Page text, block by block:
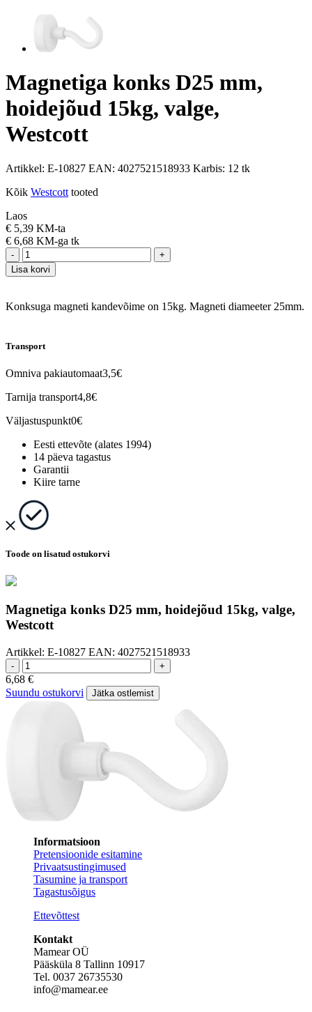
Magnetiga konks D25 mm,
hoidejõud 15kg, valge,
Westcott
Artikkel: E-10827 EAN: 4027521518933 Karbis: 12 tk
Kõik Westcott tooted
Laos
€ 5,39 KM-ta
€ 6,68 KM-ga tk
-
+
Lisa korvi
Konksuga magneti kandevõime on 15kg. Magneti diameeter 25mm.
Transport
Omniva pakiautomaat3,5€
Tarnija transport4,8€
Väljastuspunkt0€
Eesti ettevõte (alates 1994)
14 päeva tagastus
Garantii
Kiire tarne
Toode on lisatud ostukorvi
Magnetiga konks D25 mm, hoidejõud 15kg, valge,
Westcott
Artikkel: E-10827 EAN: 4027521518933
- +
6,68 €
Suundu ostukorvi
Jätka ostlemist
Informatsioon
Pretensioonide esitamine
Privaatsustingimused
Tasumine ja transport
Tagastusõigus
Ettevõttest
Kontakt
Mamear OÜ
Pääsküla 8 Tallinn 10917
Tel. 0037 26735530
info@mamear.ee